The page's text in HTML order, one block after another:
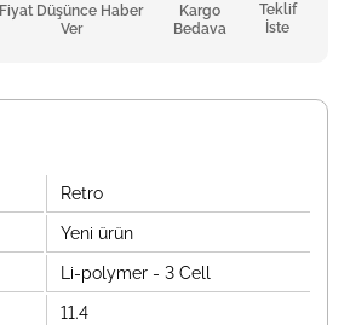
Fiyat Düşünce Haber
Ver
Kargo
Bedava
Teklif
İste
Retro
Yeni ürün
Li-polymer - 3 Cell
11.4